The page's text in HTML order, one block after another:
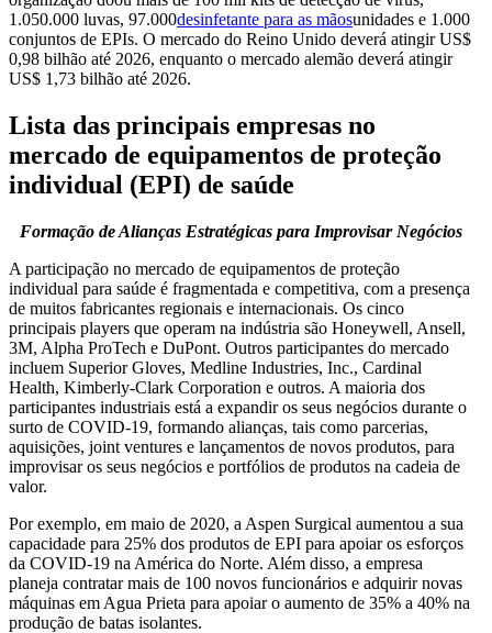
1.050.000 luvas, 97.000desinfetante para as mãosunidades e 1.000
conjuntos de EPIs. O mercado do Reino Unido deverá atingir US$
0,98 bilhão até 2026, enquanto o mercado alemão deverá atingir
US$ 1,73 bilhão até 2026.
Lista das principais empresas no
mercado de equipamentos de proteção
individual (EPI) de saúde
Formação de Alianças Estratégicas para Improvisar Negócios
A participação no mercado de equipamentos de proteção
individual para saúde é fragmentada e competitiva, com a presença
de muitos fabricantes regionais e internacionais. Os cinco
principais players que operam na indústria são Honeywell, Ansell,
3M, Alpha ProTech e DuPont. Outros participantes do mercado
incluem Superior Gloves, Medline Industries, Inc., Cardinal
Health, Kimberly-Clark Corporation e outros. A maioria dos
participantes industriais está a expandir os seus negócios durante o
surto de COVID-19, formando alianças, tais como parcerias,
aquisições, joint ventures e lançamentos de novos produtos, para
improvisar os seus negócios e portfólios de produtos na cadeia de
valor.
Por exemplo, em maio de 2020, a Aspen Surgical aumentou a sua
capacidade para 25% dos produtos de EPI para apoiar os esforços
da COVID-19 na América do Norte. Além disso, a empresa
planeja contratar mais de 100 novos funcionários e adquirir novas
máquinas em Agua Prieta para apoiar o aumento de 35% a 40% na
produção de batas isolantes.